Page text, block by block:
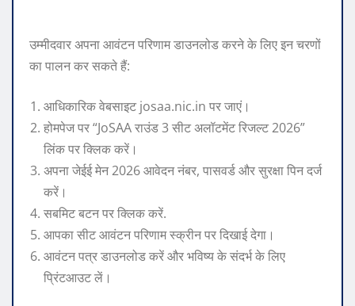
उम्मीदवार अपना आवंटन परिणाम डाउनलोड करने के लिए इन चरणों
का पालन कर सकते हैं:
आधिकारिक वेबसाइट josaa.nic.in पर जाएं।
होमपेज पर “JoSAA राउंड 3 सीट अलॉटमेंट रिजल्ट 2026”
लिंक पर क्लिक करें।
अपना जेईई मेन 2026 आवेदन नंबर, पासवर्ड और सुरक्षा पिन दर्ज
करें।
सबमिट बटन पर क्लिक करें.
आपका सीट आवंटन परिणाम स्क्रीन पर दिखाई देगा।
आवंटन पत्र डाउनलोड करें और भविष्य के संदर्भ के लिए
प्रिंटआउट लें।